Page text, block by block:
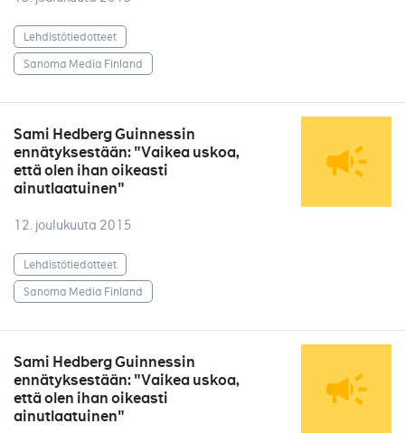
Lehdistötiedotteet
Sanoma Media Finland
Sami Hedberg Guinnessin
ennätyksestään: "Vaikea uskoa,
että olen ihan oikeasti
ainutlaatuinen"
12. joulukuuta 2015
Lehdistötiedotteet
Sanoma Media Finland
Sami Hedberg Guinnessin
ennätyksestään: "Vaikea uskoa,
että olen ihan oikeasti
ainutlaatuinen"